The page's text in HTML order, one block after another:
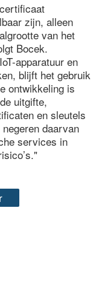
zijn, alleen
van het
Bocek.
apparatuur en
blijft het gebruik
ontwikkeling is
uitgifte,
en sleutels
daarvan
services in